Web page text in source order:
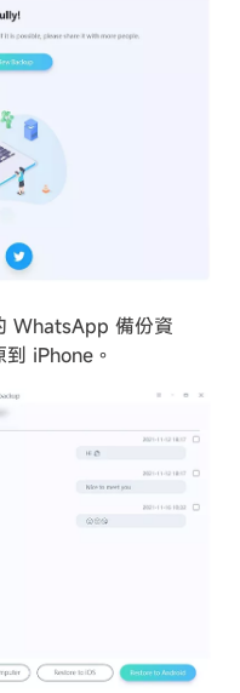
WhatsApp 備份資
iPhone。